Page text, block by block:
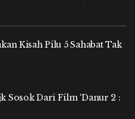
Kisah Pilu 5 Sahabat Tak
Sosok Dari Film ‘Danur 2 :